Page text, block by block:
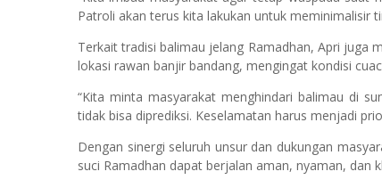
Patroli akan terus kita lakukan untuk meminimalisir
Terkait tradisi balimau jelang Ramadhan, Apri juga
lokasi rawan banjir bandang, mengingat kondisi
“Kita minta masyarakat menghindari balimau di
tidak bisa diprediksi. Keselamatan harus menjadi
Dengan sinergi seluruh unsur dan dukungan
suci Ramadhan dapat berjalan aman, nyaman, dan